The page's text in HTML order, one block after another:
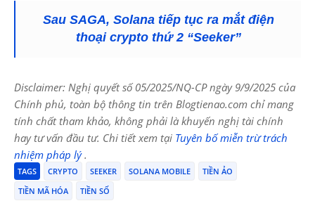
Sau SAGA, Solana tiếp tục ra mắt điện
thoại crypto thứ 2 “Seeker”
Disclaimer: Nghị quyết số 05/2025/NQ-CP ngày 9/9/2025 của
Chính phủ, toàn bộ thông tin trên Blogtienao.com chỉ mang
tính chất tham khảo, không phải là khuyến nghị tài chính
hay tư vấn đầu tư. Chi tiết xem tại Tuyên bố miễn trừ trách
nhiệm pháp lý.
TAGS CRYPTO SEEKER SOLANA MOBILE
TIỀN ẢO
TIỀN MÃ HÓA
TIỀN SỐ